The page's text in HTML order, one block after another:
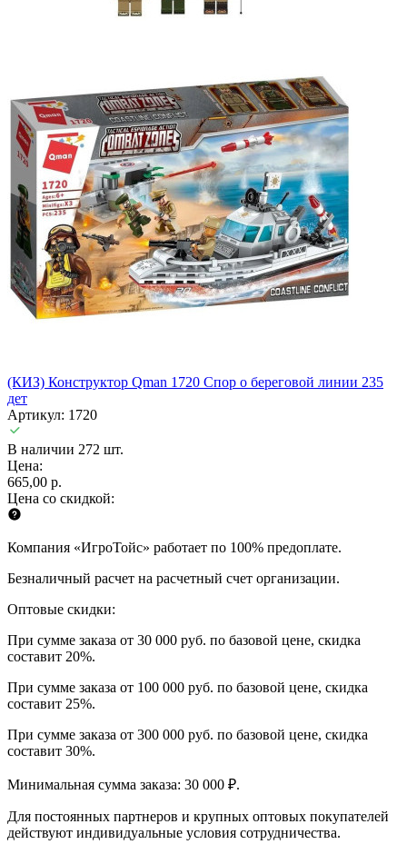
(КИЗ) Конструктор Qman 1720 Спор о береговой линии 235
дет
Артикул: 1720
В наличии 272 шт.
Цена:
665,00 р.
Цена со скидкой:
Компания «ИгроТойс» работает по 100% предоплате.
Безналичный расчет на расчетный счет организации.
Оптовые скидки:
При сумме заказа от 30 000 руб. по базовой цене, скидка
составит 20%.
При сумме заказа от 100 000 руб. по базовой цене, скидка
составит 25%.
При сумме заказа от 300 000 руб. по базовой цене, скидка
составит 30%.
Минимальная сумма заказа: 30 000 ₽.
Для постоянных партнеров и крупных оптовых покупателей
действуют индивидуальные условия сотрудничества.